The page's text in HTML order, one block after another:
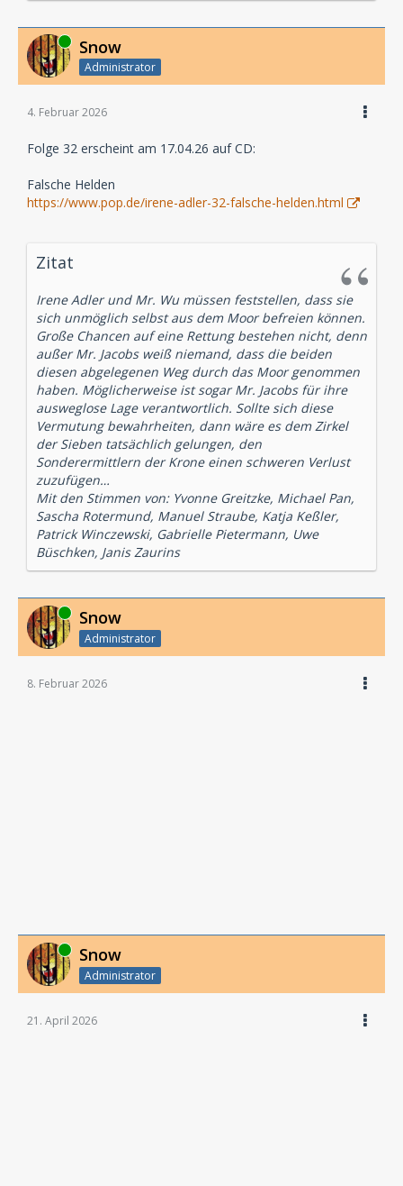
Online Snow
Administrator
4. Februar 2026
Folge 32 erscheint am 17.04.26 auf CD:
Falsche Helden
https://www.pop.de/irene-adler-32-falsche-helden.html
Zitat
Irene Adler und Mr. Wu müssen feststellen, dass sie
sich unmöglich selbst aus dem Moor befreien können.
Große Chancen auf eine Rettung bestehen nicht, denn
außer Mr. Jacobs weiß niemand, dass die beiden
diesen abgelegenen Weg durch das Moor genommen
haben. Möglicherweise ist sogar Mr. Jacobs für ihre
ausweglose Lage verantwortlich. Sollte sich diese
Vermutung bewahrheiten, dann wäre es dem Zirkel
der Sieben tatsächlich gelungen, den
Sonderermittlern der Krone einen schweren Verlust
zuzufügen…
Mit den Stimmen von: Yvonne Greitzke, Michael Pan,
Sascha Rotermund, Manuel Straube, Katja Keßler,
Patrick Winczewski, Gabrielle Pietermann, Uwe
Büschken, Janis Zaurins
Online Snow
Administrator
8. Februar 2026
Online Snow
Administrator
21. April 2026